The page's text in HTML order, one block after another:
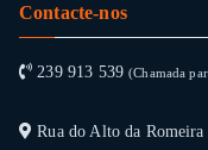
Contacte-nos
239 913 539(Chamada
Rua do Alto da